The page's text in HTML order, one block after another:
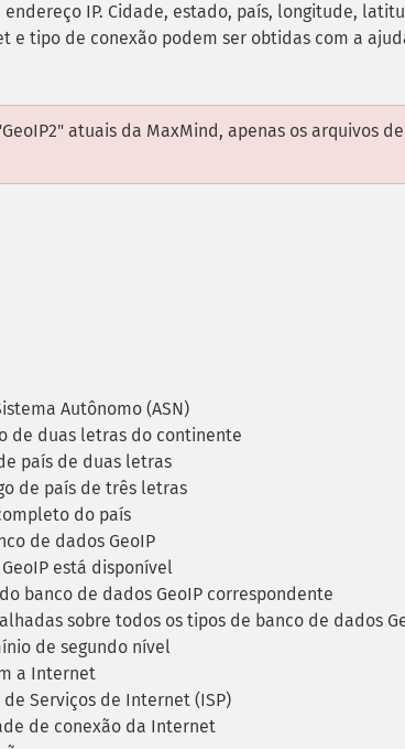
IP. Cidade, estado, país, longitude,
e tipo de conexão podem ser obtidas com a
atuais da MaxMind, apenas os arquivos de
Autônomo (ASN)
de duas letras do continente
país de duas letras
de país de três letras
do país
de dados GeoIP
está disponível
banco de dados GeoIP correspondente
sobre todos os tipos de banco de dados
de segundo nível
a Internet
Serviços de Internet (ISP)
de conexão da Internet